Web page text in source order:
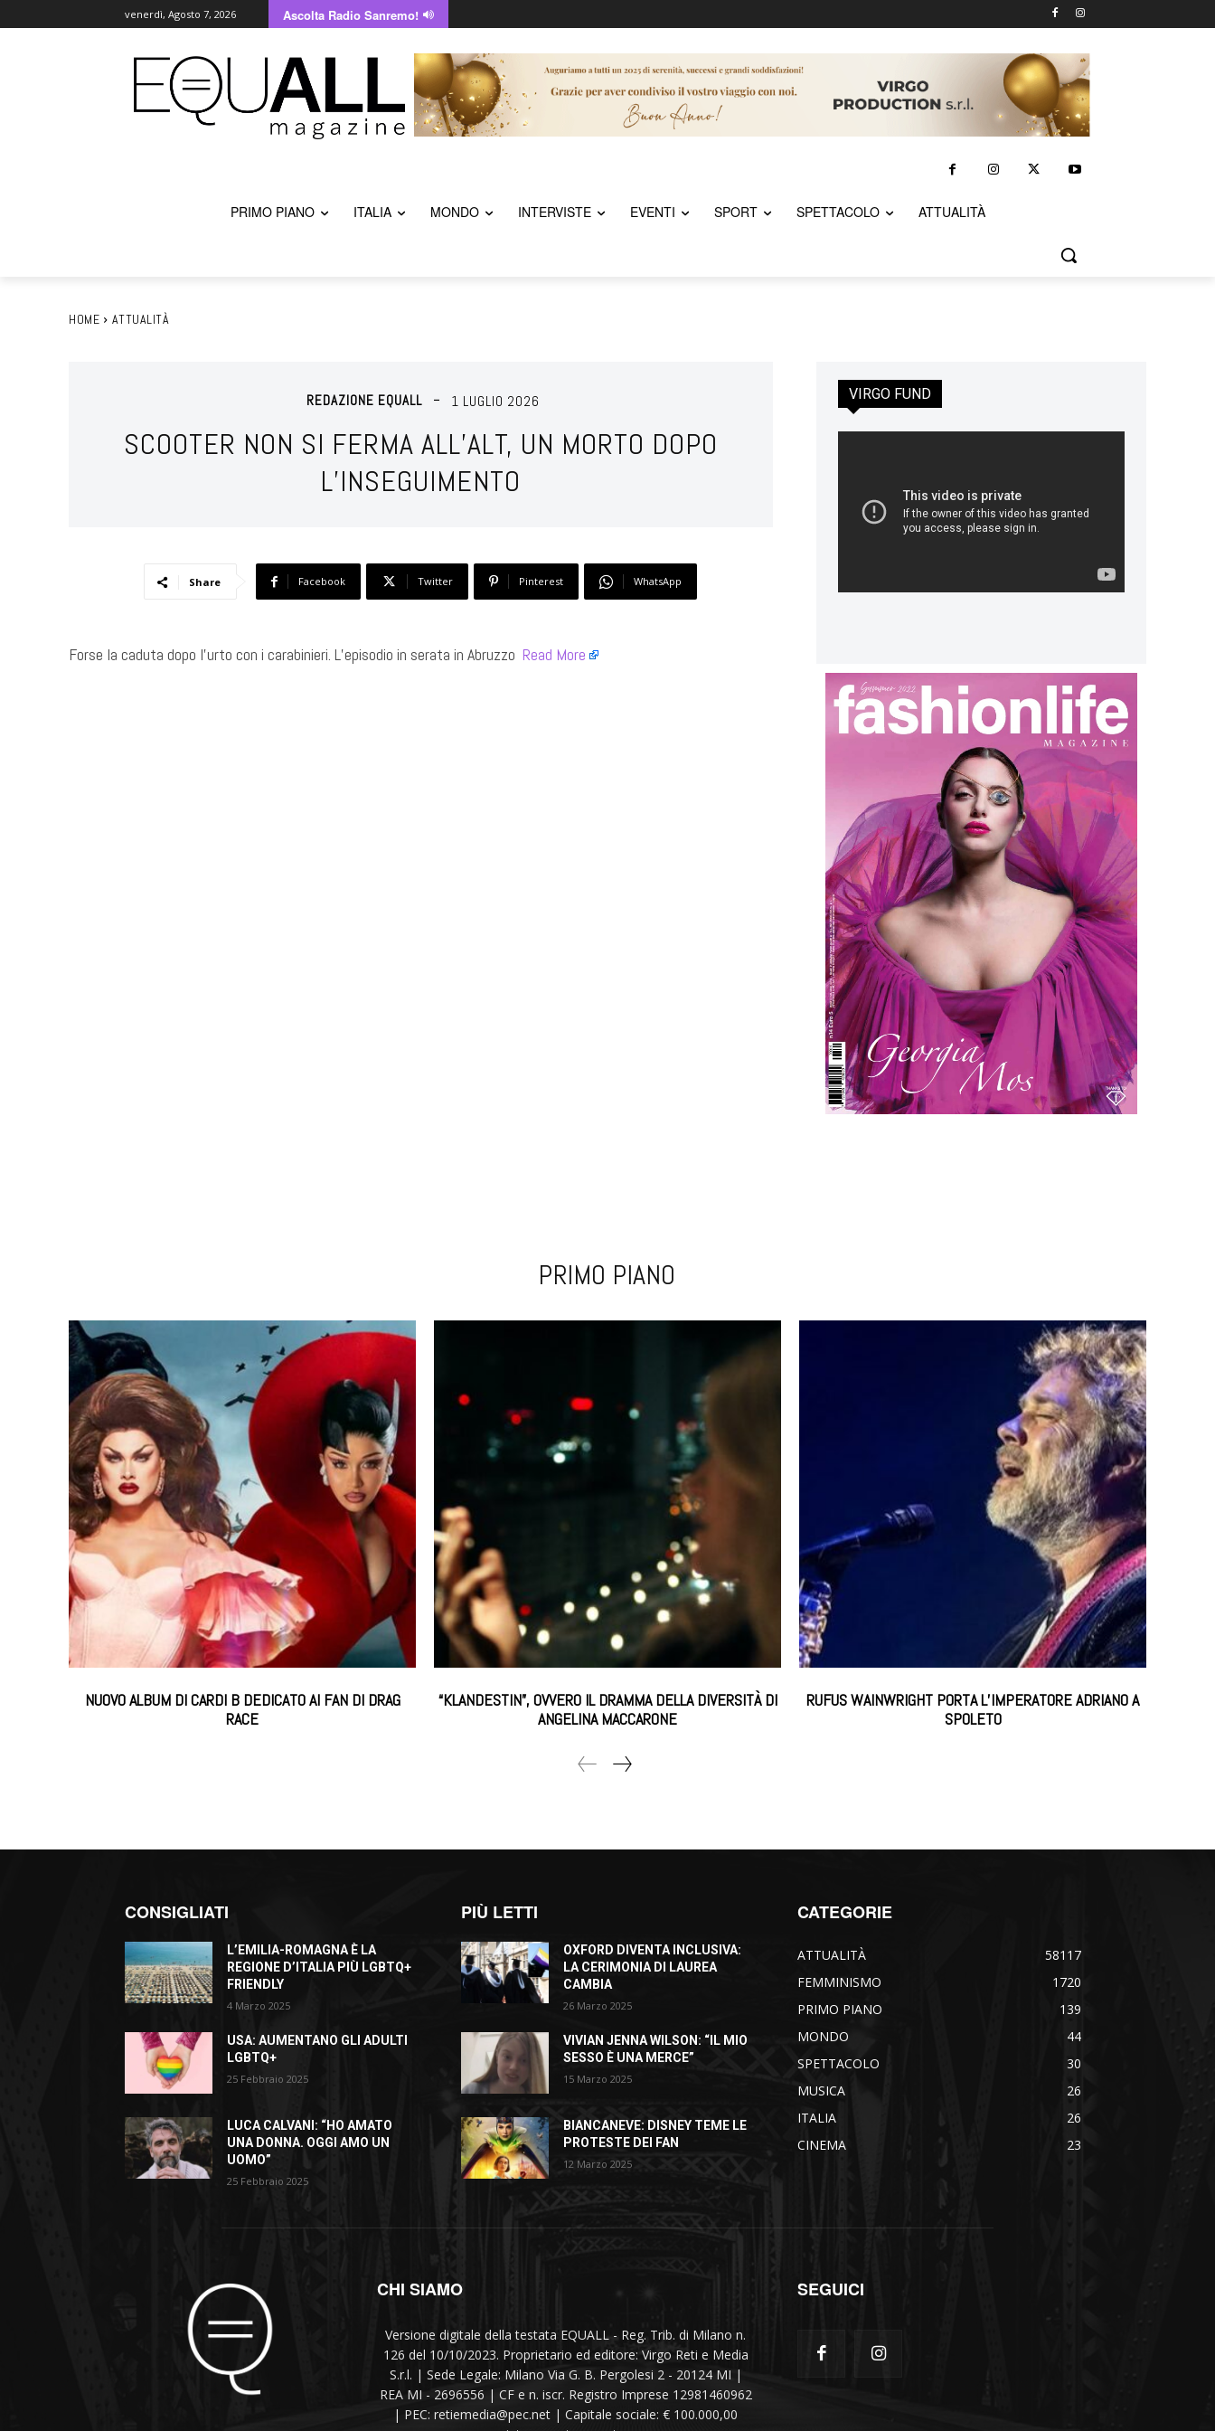
venerdì, Agosto 7, 2026 Ascolta Radio Sanremo!
PRIMO PIANO ITALIA MONDO INTERVISTE EVENTI SPORT SPETTACOLO ATTUALITÀ
HOME ATTUALITÀ
REDAZIONE EQUALL 1 LUGLIO 2026
SCOOTER NON SI FERMA ALL’ALT, UN MORTO DOPO
L’INSEGUIMENTO
Share Facebook Twitter Pinterest WhatsApp
Forse la caduta dopo l’urto con i carabinieri. L’episodio in serata in Abruzzo ​ Read More
VIRGO FUND
PRIMO PIANO
NUOVO ALBUM DI CARDI B DEDICATO AI FAN DI DRAG
RACE
“KLANDESTIN”, OVVERO IL DRAMMA DELLA DIVERSITÀ DI
ANGELINA MACCARONE
RUFUS WAINWRIGHT PORTA L’IMPERATORE ADRIANO A
SPOLETO
CONSIGLIATI
L’EMILIA-ROMAGNA È LA
REGIONE D’ITALIA PIÙ LGBTQ+
FRIENDLY
4 Marzo 2025
USA: AUMENTANO GLI ADULTI
LGBTQ+
25 Febbraio 2025
LUCA CALVANI: “HO AMATO
UNA DONNA. OGGI AMO UN
UOMO”
25 Febbraio 2025
PIÙ LETTI
OXFORD DIVENTA INCLUSIVA:
LA CERIMONIA DI LAUREA
CAMBIA
26 Marzo 2025
VIVIAN JENNA WILSON: “IL MIO
SESSO È UNA MERCE”
15 Marzo 2025
BIANCANEVE: DISNEY TEME LE
PROTESTE DEI FAN
12 Marzo 2025
CATEGORIE
ATTUALITÀ
58117
FEMMINISMO
1720
PRIMO PIANO
139
MONDO
44
SPETTACOLO
30
MUSICA
26
ITALIA
26
CINEMA
23
CHI SIAMO
Versione digitale della testata EQUALL - Reg. Trib. di Milano n.
126 del 10/10/2023. Proprietario ed editore: Virgo Reti e Media
S.r.l. | Sede Legale: Milano Via G. B. Pergolesi 2 - 20124 MI |
REA MI - 2696556 | CF e n. iscr. Registro Imprese 12981460962
| PEC: retiemedia@pec.net | Capitale sociale: € 100.000,00
SEGUICI